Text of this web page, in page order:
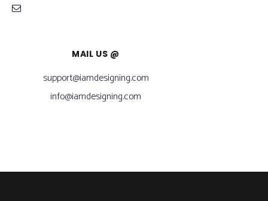
MAIL US @
support@iamdesigning.com
info@iamdesigning.com